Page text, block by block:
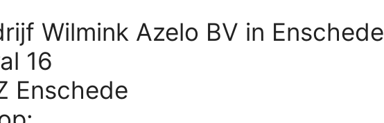
Wilmink Azelo BV in Enschede
16
Enschede